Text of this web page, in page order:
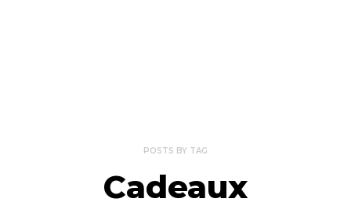
POSTS BY TAG
Cadeaux